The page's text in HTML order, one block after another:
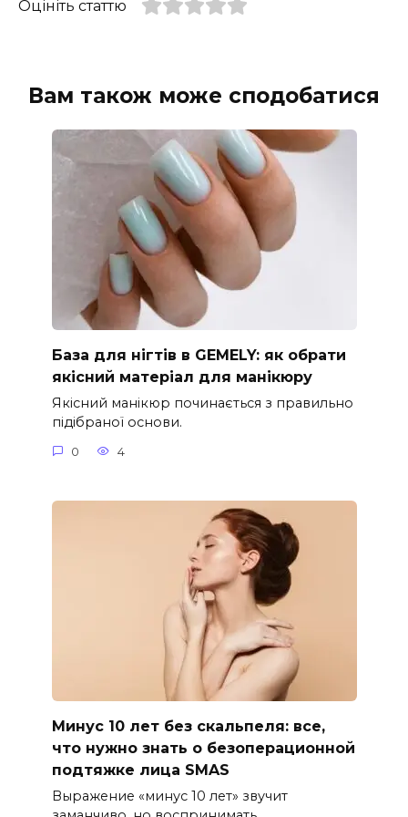
Оцініть статтю
Вам також може сподобатися
База для нігтів в GEMELY: як обрати
якісний матеріал для манікюру
Якісний манікюр починається з правильно
підібраної основи.
0 4
Минус 10 лет без скальпеля: все,
что нужно знать о безоперационной
подтяжке лица SMAS
Выражение «минус 10 лет» звучит